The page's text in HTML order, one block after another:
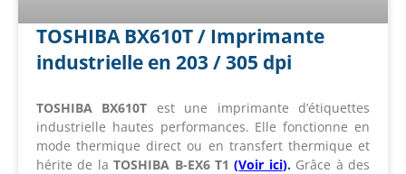
TOSHIBA BX610T / Imprimante
industrielle en 203 / 305 dpi
TOSHIBA BX610T est une imprimante d’étiquettes
industrielle hautes performances. Elle fonctionne en
mode thermique direct ou en transfert thermique et
hérite de laTOSHIBA B-EX6 T1(Voir ici). Grâce à des